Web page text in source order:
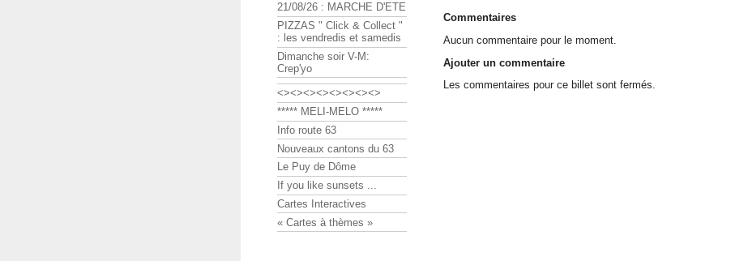
Commentaires
Aucun commentaire pour le moment.
Ajouter un commentaire
Les commentaires pour ce billet sont fermés.
21/08/26 : MARCHE D'ETE
PIZZAS " Click & Collect "
: les vendredis et samedis
Dimanche soir V-M:
Crep'yo
<><><><><><><><>
***** MELI-MELO *****
Info route 63
Nouveaux cantons du 63
Le Puy de Dôme
If you like sunsets ...
Cartes Interactives
« Cartes à thèmes »